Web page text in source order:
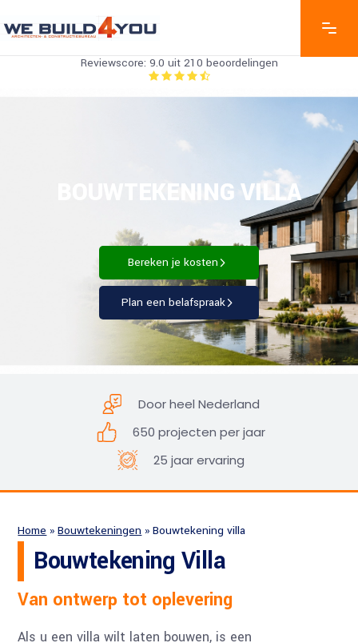
Reviewscore: 9.0 uit 210 beoordelingen
BOUWTEKENING VILLA
Bereken je kosten
Plan een belafspraak
Door heel Nederland
650 projecten per jaar
25 jaar ervaring
Home »Bouwtekeningen »Bouwtekening villa
Bouwtekening Villa
Van ontwerp tot oplevering
Als u een villa wilt laten bouwen, is een